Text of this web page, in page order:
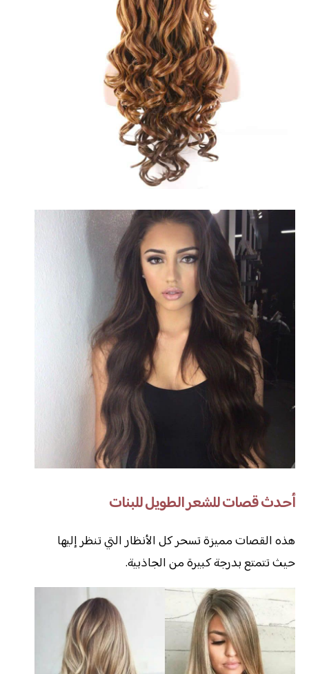
أحدث قصات للشعر الطويل للبنات
هذه القصات مميزة تسحر كل الأنظار التي تنظر إليها
حيث تتمتع بدرجة كبيرة من الجاذبية.